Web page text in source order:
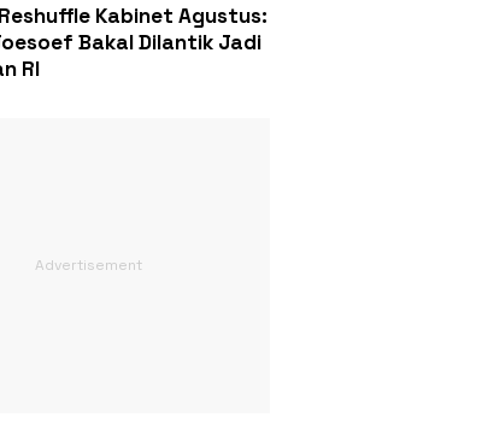
Kabinet Agustus:
Bakal Dilantik Jadi
RI